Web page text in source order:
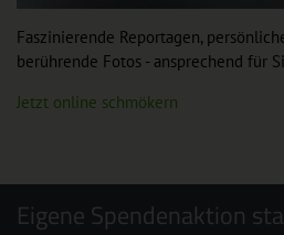
Faszinierende Reportagen,
berührende Fotos - ansprechend für
Jetzt online schmökern
Eigene Spendenaktion